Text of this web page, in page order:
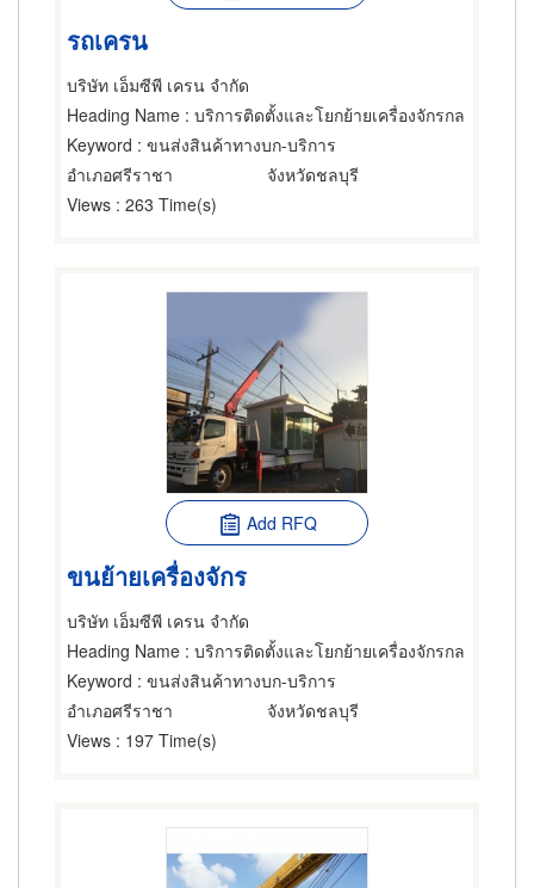
รถเครน
บริษัท เอ็มซีพี เครน จำกัด
Heading Name : บริการติดตั้งและโยกย้ายเครื่องจักรกล
Keyword : ขนส่งสินค้าทางบก-บริการ
อำเภอศรีราชา
จังหวัดชลบุรี
Views : 263 Time(s)
Add RFQ
ขนย้ายเครื่องจักร
บริษัท เอ็มซีพี เครน จำกัด
Heading Name : บริการติดตั้งและโยกย้ายเครื่องจักรกล
Keyword : ขนส่งสินค้าทางบก-บริการ
อำเภอศรีราชา
จังหวัดชลบุรี
Views : 197 Time(s)